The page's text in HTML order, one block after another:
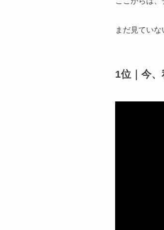
まだ見てい
1位｜今